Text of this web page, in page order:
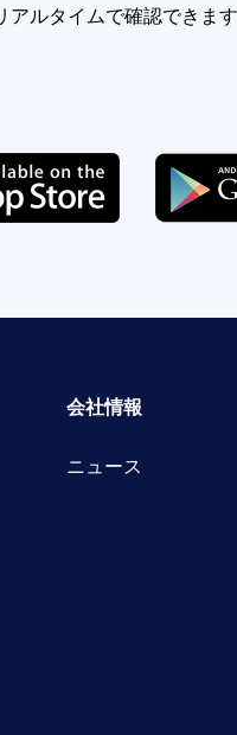
ルタイムで確認できます
会社情報
ニュース